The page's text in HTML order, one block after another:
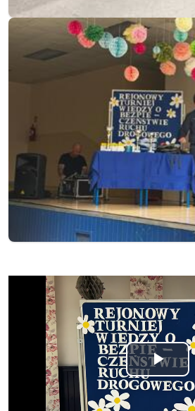
Opis filmu: Film przedstawia